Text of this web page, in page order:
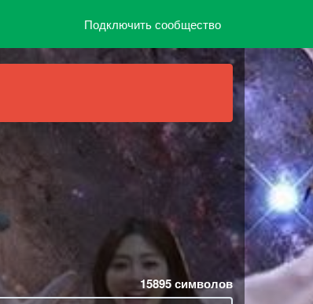
Подключить сообщество
15895символов